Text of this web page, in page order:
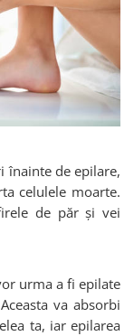
înainte de epilare,
celulele moarte.
de păr și vei
urma a fi epilate
va absorbi
ta, iar epilarea